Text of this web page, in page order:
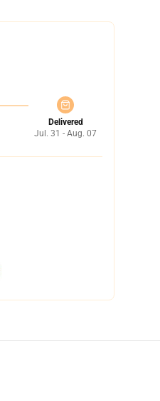
Delivered
Jul. 31 - Aug. 07